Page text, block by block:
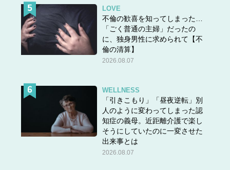
LOVE
不倫の歓喜を知ってしまった…
「ごく普通の主婦」だったの
に、独身男性に求められて【不
倫の清算】
2026.08.07
WELLNESS
「引きこもり」「昼夜逆転」別
人のように変わってしまった認
知症の義母。近距離介護で楽し
そうにしていたのに一変させた
出来事とは
2026.08.07